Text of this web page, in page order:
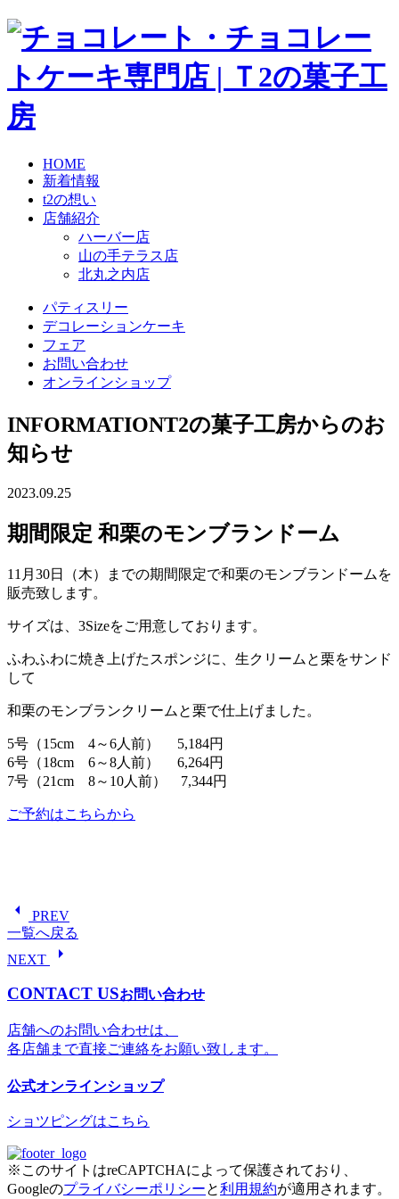
HOME
新着情報
t2の想い
店舗紹介
ハーバー店
山の手テラス店
北丸之内店
パティスリー
デコレーションケーキ
フェア
お問い合わせ
オンラインショップ
INFORMATIONT2の菓子工房からのお
知らせ
2023.09.25
期間限定 和栗のモンブランドーム
11月30日（木）までの期間限定で和栗のモンブランドームを
販売致します。
サイズは、3Sizeをご用意しております。
ふわふわに焼き上げたスポンジに、生クリームと栗をサンド
して
和栗のモンブランクリームと栗で仕上げました。
5号（15cm 4～6人前） 5,184円
6号（18cm 6～8人前） 6,264円
7号（21cm 8～10人前） 7,344円
ご予約はこちらから
arrow_left
PREV
一覧へ戻る
NEXT
arrow_right
CONTACT USお問い合わせ
店舗へのお問い合わせは、
各店舗まで直接ご連絡をお願い致します。
公式オンラインショップ
ショツピングはこちら
※このサイトはreCAPTCHAによって保護されており、
Googleのプライバシーポリシーと利用規約が適用されます。